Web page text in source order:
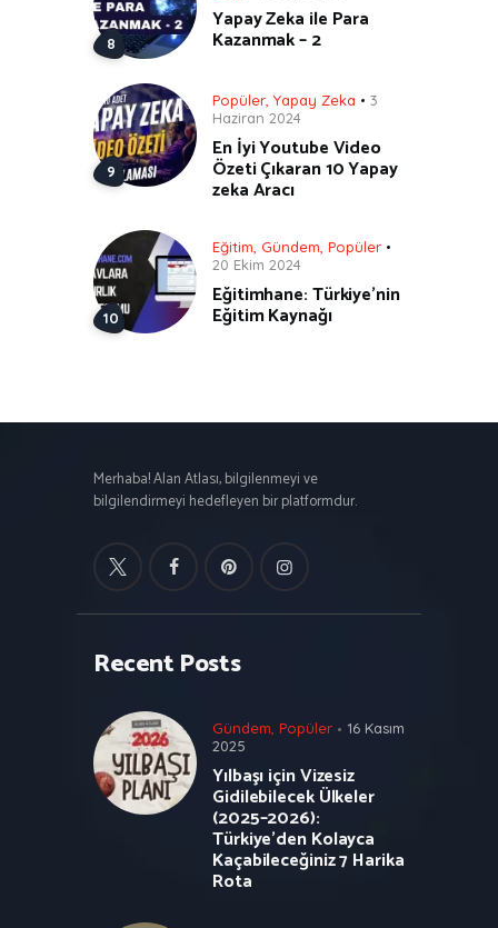
Yapay Zeka ile Para
Kazanmak – 2
Popüler Yapay Zeka
3
Haziran 2024
En İyi Youtube Video
Özeti Çıkaran 10 Yapay
zeka Aracı
Eğitim Gündem Popüler
20 Ekim 2024
Eğitimhane: Türkiye’nin
Eğitim Kaynağı
Merhaba! Alan Atlası, bilgilenmeyi ve
bilgilendirmeyi hedefleyen bir platformdur.
Recent Posts
Gündem, Popüler
16 Kasım
2025
Yılbaşı için Vizesiz
Gidilebilecek Ülkeler
(2025–2026):
Türkiye’den Kolayca
Kaçabileceğiniz 7 Harika
Rota